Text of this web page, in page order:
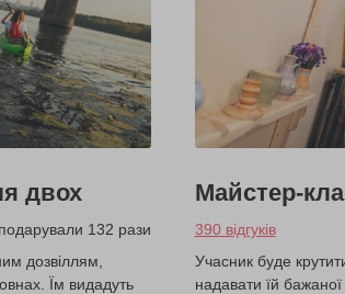
двох
подарували 132 рази
дозвіллям,
Їм видадуть
Майстер-
390 відгуків
Учасник буде
надавати їй